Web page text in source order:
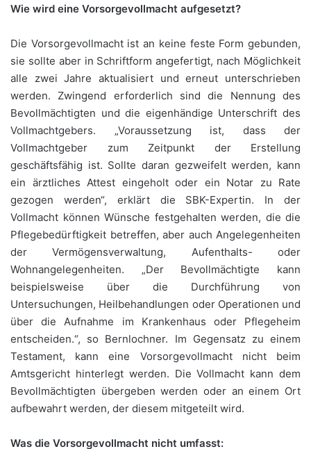
Wie wird eine Vorsorgevollmacht aufgesetzt?
Die Vorsorgevollmacht ist an keine feste Form gebunden,
sie sollte aber in Schriftform angefertigt, nach Möglichkeit
alle zwei Jahre aktualisiert und erneut unterschrieben
werden. Zwingend erforderlich sind die Nennung des
Bevollmächtigten und die eigenhändige Unterschrift des
Vollmachtgebers. „Voraussetzung ist, dass der
Vollmachtgeber zum Zeitpunkt der Erstellung
geschäftsfähig ist. Sollte daran gezweifelt werden, kann
ein ärztliches Attest eingeholt oder ein Notar zu Rate
gezogen werden“, erklärt die SBK-Expertin. In der
Vollmacht können Wünsche festgehalten werden, die die
Pflegebedürftigkeit betreffen, aber auch Angelegenheiten
der Vermögensverwaltung, Aufenthalts- oder
Wohnangelegenheiten. „Der Bevollmächtigte kann
beispielsweise über die Durchführung von
Untersuchungen, Heilbehandlungen oder Operationen und
über die Aufnahme im Krankenhaus oder Pflegeheim
entscheiden.“, so Bernlochner. Im Gegensatz zu einem
Testament, kann eine Vorsorgevollmacht nicht beim
Amtsgericht hinterlegt werden. Die Vollmacht kann dem
Bevollmächtigten übergeben werden oder an einem Ort
aufbewahrt werden, der diesem mitgeteilt wird.
Was die Vorsorgevollmacht nicht umfasst: